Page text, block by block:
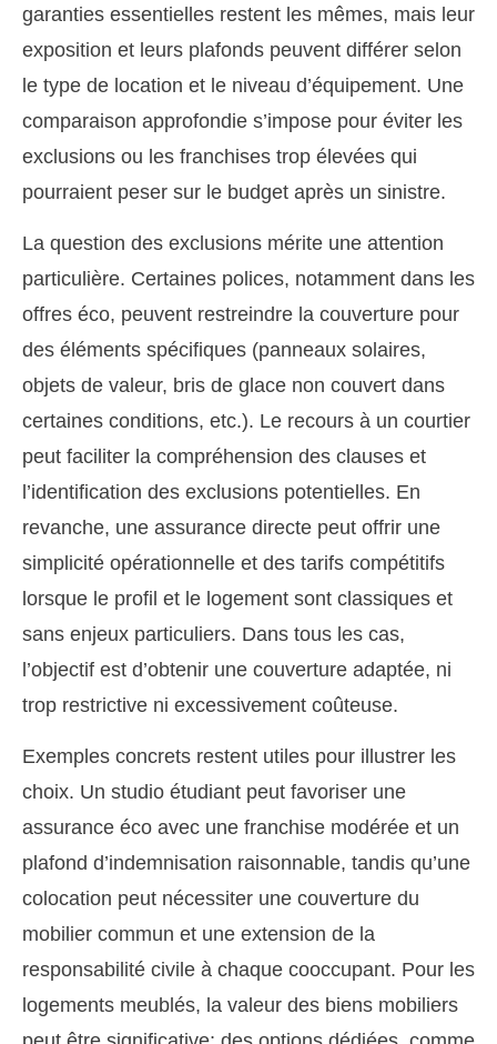
garanties essentielles restent les mêmes, mais leur
exposition et leurs plafonds peuvent différer selon
le type de location et le niveau d’équipement. Une
comparaison approfondie s’impose pour éviter les
exclusions ou les franchises trop élevées qui
pourraient peser sur le budget après un sinistre.
La question des exclusions mérite une attention
particulière. Certaines polices, notamment dans les
offres éco, peuvent restreindre la couverture pour
des éléments spécifiques (panneaux solaires,
objets de valeur, bris de glace non couvert dans
certaines conditions, etc.). Le recours à un courtier
peut faciliter la compréhension des clauses et
l’identification des exclusions potentielles. En
revanche, une assurance directe peut offrir une
simplicité opérationnelle et des tarifs compétitifs
lorsque le profil et le logement sont classiques et
sans enjeux particuliers. Dans tous les cas,
l’objectif est d’obtenir une couverture adaptée, ni
trop restrictive ni excessivement coûteuse.
Exemples concrets restent utiles pour illustrer les
choix. Un studio étudiant peut favoriser une
assurance éco avec une franchise modérée et un
plafond d’indemnisation raisonnable, tandis qu’une
colocation peut nécessiter une couverture du
mobilier commun et une extension de la
responsabilité civile à chaque cooccupant. Pour les
logements meublés, la valeur des biens mobiliers